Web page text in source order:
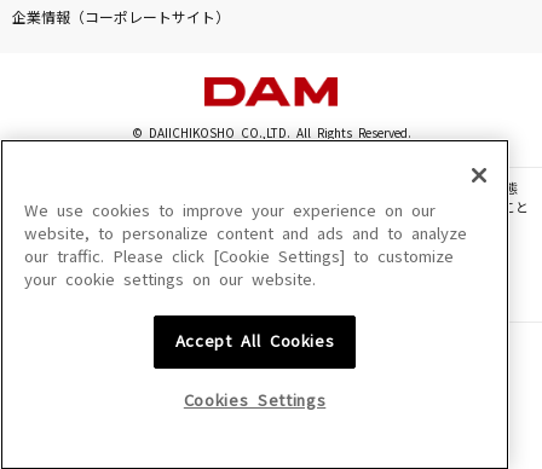
[生音]閃光
[Alexandros]
カラオケ最新情報をチェック！
企業情報（コーポレートサイト）
© DAIICHIKOSHO CO.,LTD. All Rights Reserved.
このサイトに掲載されている一切の文章・画像・写真・動画・音声等を、手段や形態
を問わず、著作権法の定める範囲を超えて無断で複製、転載、ファイル化などすること
を禁じます。
楽曲及びコンテンツは、機種によりご利用いただけない場合があります。
楽曲及びコンテンツの配信日、配信内容が変更になる場合があります。
We use cookies to improve your experience on our
website, to personalize content and ads and to analyze
our traffic. Please click [Cookie Settings] to customize
your cookie settings on our website.
Accept All Cookies
Cookies Settings